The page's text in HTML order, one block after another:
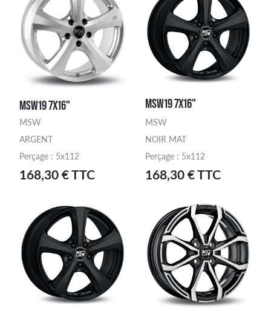
MSW19 7X16"
MSW
ARGENT
Perçage : 5x112
168,30 € TTC
MSW19 7X16"
MSW
NOIR MAT
Perçage : 5x112
168,30 € TTC